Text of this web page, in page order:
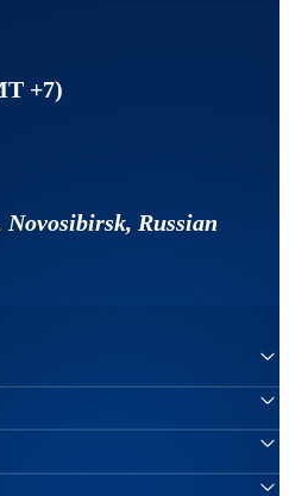
+7)
Novosibirsk, Russian